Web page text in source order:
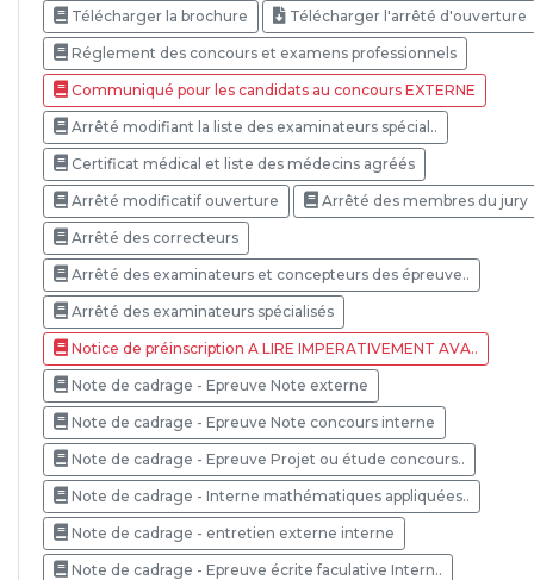
Télécharger la brochure Télécharger l'arrêté d'ouverture
Réglement des concours et examens professionnels
Communiqué pour les candidats au concours EXTERNE
Arrêté modifiant la liste des examinateurs spécial..
Certificat médical et liste des médecins agréés
Arrêté modificatif ouverture Arrêté des membres du jury
Arrêté des correcteurs
Arrêté des examinateurs et concepteurs des épreuve..
Arrêté des examinateurs spécialisés
Notice de préinscription A LIRE IMPERATIVEMENT AVA..
Note de cadrage - Epreuve Note externe
Note de cadrage - Epreuve Note concours interne
Note de cadrage - Epreuve Projet ou étude concours..
Note de cadrage - Interne mathématiques appliquées..
Note de cadrage - entretien externe interne
Note de cadrage - Epreuve écrite faculative Intern..